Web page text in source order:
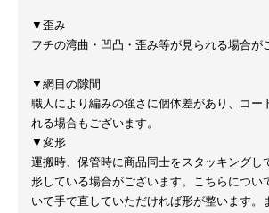
▼歪み
フチの湾曲・凹凸・歪み等が見られる場合が
▼網目の隙間
職人により編みの強さに個体差があり、コー
れる場合もございます。
▼変形
運搬時、保管時に商品同士をスタッキングし
形している場合がございます。こちらについ
いて手で直していただければ形が整います。